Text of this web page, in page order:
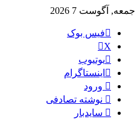
جمعه, آگوست 7 2026
فیس بوک
X
یوتیوب
اینستاگرام
ورود
نوشته تصادفی
سایدبار